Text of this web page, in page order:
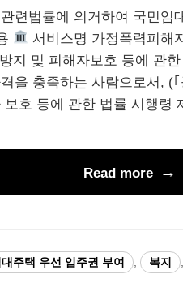
련법률에 의거하여 국민임
서비스명 가정폭력피해
지 및 피해자보호 등에 관
을 충족하는 사람으로서, (
호 등에 관한 법률 시행령
Read more
주택 우선 입주권 부여 복지